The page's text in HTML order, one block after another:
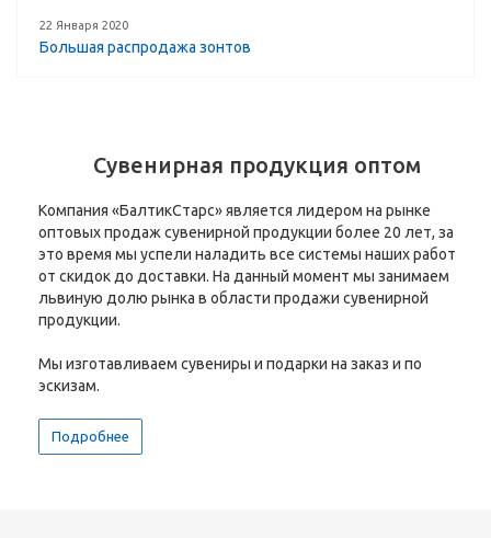
22 Января 2020
Большая распродажа зонтов
Сувенирная продукция оптом
Компания «БалтикСтарс» является лидером на рынке
оптовых продаж сувенирной продукции более 20 лет, за
это время мы успели наладить все системы наших работ
от скидок до доставки. На данный момент мы занимаем
львиную долю рынка в области продажи сувенирной
продукции.
Мы изготавливаем сувениры и подарки на заказ и по
эскизам.
Подробнее